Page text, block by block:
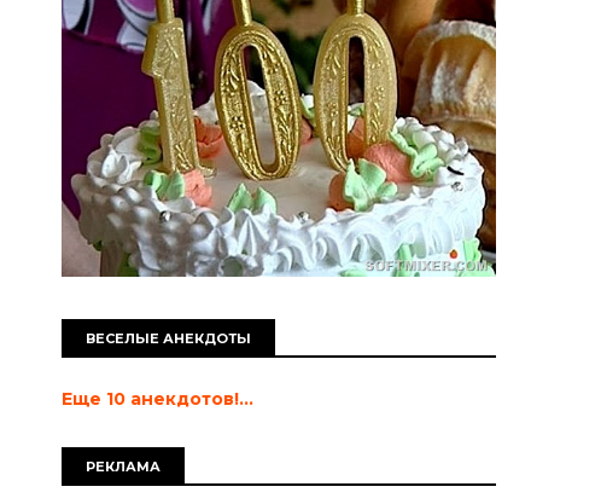
ВЕСЕЛЫЕ АНЕКДОТЫ
Еще 10 анекдотов!...
РЕКЛАМА